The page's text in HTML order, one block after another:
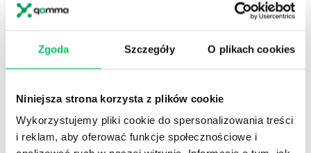
Zgoda Szczegóły O plikach cookies
Niniejsza strona korzysta z plików cookie
Wykorzystujemy pliki cookie do spersonalizowania treści
i reklam, aby oferować funkcje społecznościowe i
ZOBACZ SZKOLENIE